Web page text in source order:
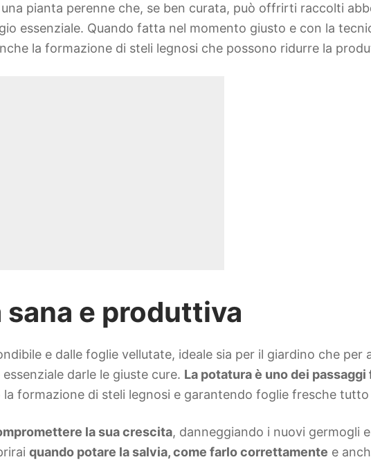
pianta perenne che, se ben curata, può offrirti raccolti
essenziale. Quando fatta nel momento giusto e con la
la formazione di steli legnosi che possono ridurre la
sana e produttiva
e dalle foglie vellutate, ideale sia per il giardino che per
darle le giuste cure. La potatura è uno dei
formazione di steli legnosi e garantendo foglie fresche tutto
la sua crescita, danneggiando i nuovi germogli
quando potare la salvia, come farlo correttamente e